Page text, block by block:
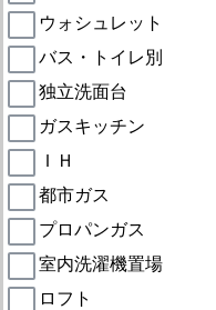
ウォシュレット
バス・トイレ別
独立洗面台
ガスキッチン
ＩＨ
都市ガス
プロパンガス
室内洗濯機置場
ロフト